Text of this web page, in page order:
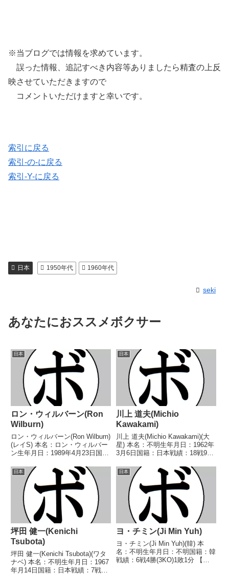
※当ブログでは情報を求めています。
誤った情報、追記すべき内容等ありましたら精査の上反
映させていただきますので
コメントいただけますと幸いです。
索引に戻る
索引-の-に戻る
索引-Y-に戻る
日本 1950年代 1960年代
seki
あなたにおススメボクサー
日本
ロン・ウィルバーン(Ron
Wilburn)
ロン・ウィルバーン(Ron Wilburn)
(レイS) 本名：ロン・ウィルバー
ン生年月日：1989年4月23日国
イトル】なし 【戦歴】
2024/06/07 ●4R判定 0-3(36-
40、36-40、36-4...
日本
川上 道夫(Michio
Kawakami)
川上 道夫(Michio Kawakami)(大
星) 本名：不明生年月日：1962年
3月6日国籍：日本戦績：18戦9勝
し 【戦歴】1982/06/29 △4R判
定 (採点不明) 里島 浩一(風
間)198...
日本
坪田 健一(Kenichi
Tsubota)
坪田 健一(Kenichi Tsubota)(ワタ
ナベ) 本名：不明生年月日：1967
年月14日国籍：日本戦績：7戦3
日本
ヨ・チミン(Ji Min Yuh)
ヨ・チミン(Ji Min Yuh)(韓) 本
名：不明生年月日：不明国籍：韓
戦績：6戦4勝(3KO)1敗1分 【獲